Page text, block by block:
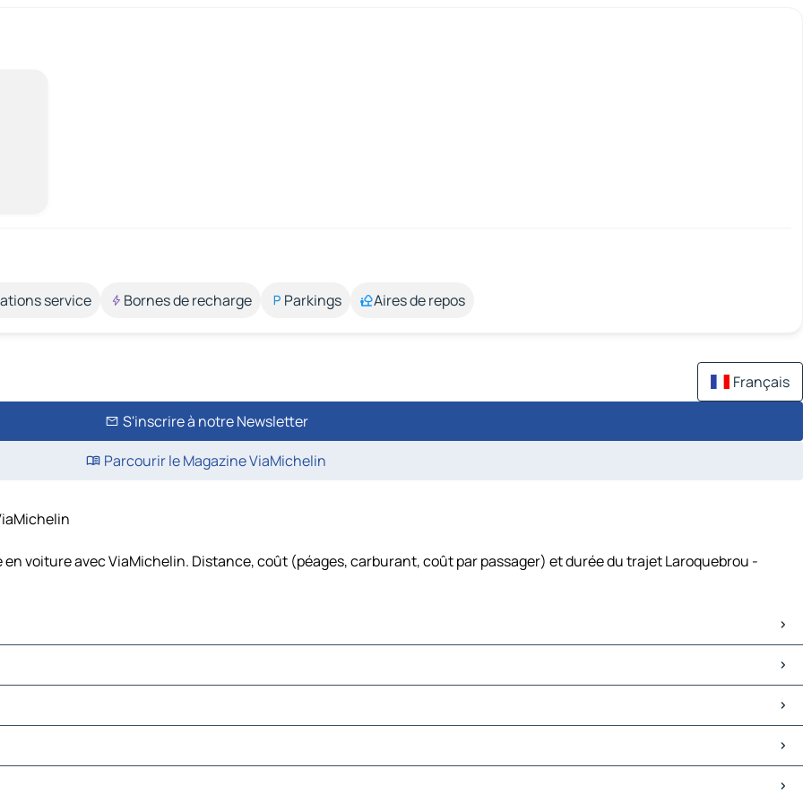
service Bornes de recharge Parkings Aires de repos
Français
S'inscrire à notre Newsletter
Parcourir le Magazine ViaMichelin
voiture avec ViaMichelin. Distance, coût (péages, carburant, coût par passager) et durée du trajet Laroquebrou -